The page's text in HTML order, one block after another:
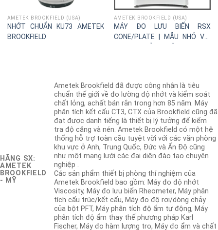
AMETEK BROOKFIELD (USA)
NHỚT CHUẨN KU73 AMETEK
BROOKFIELD
AMETEK BROOKFIELD (USA)
MÁY ĐO LƯU BIẾN RSX
CONE/PLATE | MẪU NHỎ VỚI
HÃNG SX:
AMETEK
BROOKFIELD
- MỸ
Ametek Brookfield đã được công nhận là tiêu
chuẩn thế giới về đo lường độ nhớt và kiểm soát
chất lỏng, achất bán rắn trong hơn 85 năm. Máy
phân tích kết cấu CT3, CTX của Brookfield cũng đã
đạt được danh tiếng là thiết bị lý tưởng để kiểm
tra độ căng và nén. Ametek Brookfield có một hệ
thống hỗ trợ toàn cầu tuyệt vời với các văn phòng
khu vực ở Anh, Trung Quốc, Đức và Ấn Độ cũng
như một mạng lưới các đại diện đào tạo chuyên
nghiệp .
Các sản phẩm thiết bị phòng thí nghiệm của
Ametek Brookfield bao gồm: Máy đo độ nhớt
Viscosity, Máy đo lưu biến Rheometer, Máy phân
tích cấu trúc/kết cấu, Máy đo độ rơi/dòng chảy
của bột PFT, Máy phân tích độ ẩm tự động, Máy
phân tích độ ẩm thay thế phương pháp Karl
Fischer, Máy đo hàm lượng tro, Máy đo ẩm và chất